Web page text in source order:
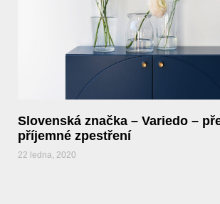
Slovenská značka – Variedo –
příjemné zpestření
22 ledna, 2020